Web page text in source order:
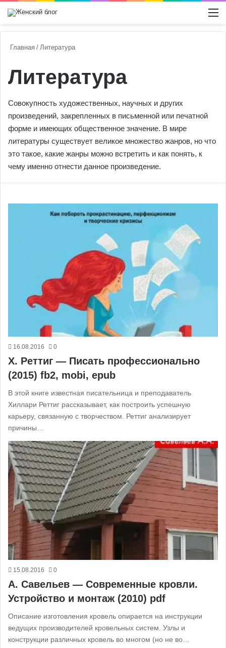
Главная / Литература
Литература
Совокупность художественных, научных и других
произведений, закрепленных в письменной или печатной
форме и имеющих общественное значение. В мире
литературы существует великое множество жанров, но что
это такое, какие жанры можно встретить и как понять, к
чему именно отнести данное произведение.
16.08.2016 0
Х. Реттиг — Писать профессионально
(2015) fb2, mobi, epub
В этой книге известная писательница и преподаватель
Хиллари Реттиг рассказывает, как построить успешную
карьеру, связанную с творчеством. Реттиг анализирует
причины…
15.08.2016 0
А. Савельев — Современные кровли.
Устройство и монтаж (2010) pdf
Описание изготовления кровель опирается на инструкции
ведущих производителей кровельных систем. Узлы и
конструкции различных кровель во многом (но не во…